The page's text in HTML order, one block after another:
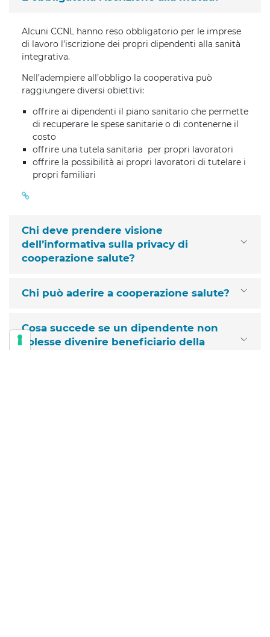
Alcuni CCNL hanno reso obbligatorio per le imprese
di lavoro l’iscrizione dei propri dipendenti alla sanità
integrativa.
Nell’adempiere all’obbligo la cooperativa può
raggiungere diversi obiettivi:
offrire ai dipendenti il piano sanitario che permette
di recuperare le spese sanitarie o di contenerne il
costo
offrire una tutela sanitaria per propri lavoratori
offrire la possibilità ai propri lavoratori di tutelare i
propri familiari
Chi deve prendere visione
dell’informativa sulla privacy di
cooperazione salute?
Chi può aderire a cooperazione salute?
Cosa succede se un dipendente non
volesse divenire beneficiario della